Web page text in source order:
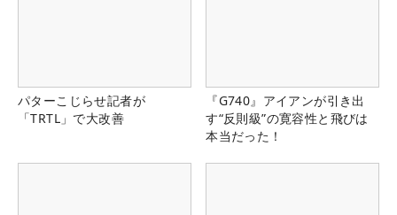
パターこじらせ記者が
「TRTL」で大改善
『G740』アイアンが引き出
す“反則級”の寛容性と飛びは
本当だった！